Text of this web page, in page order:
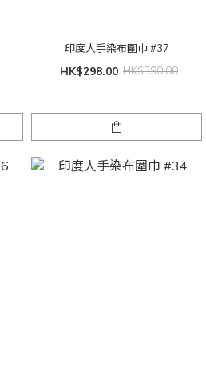
印度人手染布圍巾 #37
HK$298.00 HK$390.00